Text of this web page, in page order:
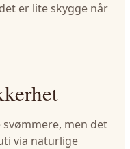
er lite skygge når
men det
via naturlige